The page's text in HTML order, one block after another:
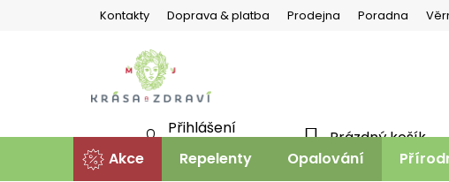
Kontakty Doprava & platba Prodejna Poradna
KOŠÍK
Prázdný košík
Přihlášení
Akce Repelenty Opalování